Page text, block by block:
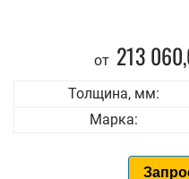
от 213
Толщина, мм:
Марка: